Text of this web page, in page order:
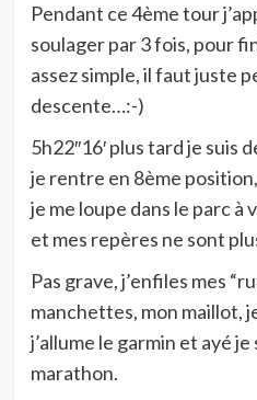
Pendant ce 4ème tour
soulager par 3 fois, pour
assez simple, il faut juste
descente…:-)
5h22″16′ plus tard je suis
je rentre en 8ème
je me loupe dans le parc à
et mes repères ne sont
Pas grave, j’enfiles mes
manchettes, mon maillot,
j’allume le garmin et ayé
marathon.